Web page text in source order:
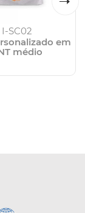
I-SC02
em
médio